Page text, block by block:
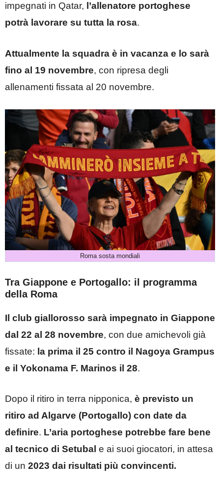
impegnati in Qatar, l’allenatore portoghese
potrà lavorare su tutta la rosa.
Attualmente la squadra è in vacanza e lo sarà
fino al 19 novembre, con ripresa degli
allenamenti fissata al 20 novembre.
Roma sosta mondiali
Tra Giappone e Portogallo: il programma
della Roma
Il club giallorosso sarà impegnato in Giappone
dal 22 al 28 novembre, con due amichevoli già
fissate: la prima il 25 contro il Nagoya Grampus
e il Yokonama F. Marinos il 28.
Dopo il ritiro in terra nipponica, è previsto un
ritiro ad Algarve (Portogallo) con date da
definire. L’aria portoghese potrebbe fare bene
al tecnico di Setubal e ai suoi giocatori, in attesa
di un 2023 dai risultati più convincenti.